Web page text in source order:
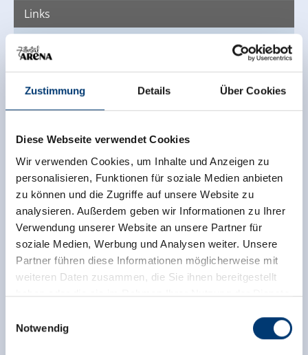
Zustimmung Details Über Cookies
Diese Webseite verwendet Cookies
Wir verwenden Cookies, um Inhalte und Anzeigen zu
personalisieren, Funktionen für soziale Medien anbieten
zu können und die Zugriffe auf unsere Website zu
analysieren. Außerdem geben wir Informationen zu Ihrer
Verwendung unserer Website an unsere Partner für
soziale Medien, Werbung und Analysen weiter. Unsere
Partner führen diese Informationen möglicherweise mit
weiteren Daten zusammen, die Sie ihnen bereitgestellt
haben oder die sie im Rahmen Ihrer Nutzung der Dienste
Notwendig
Links
Homepage